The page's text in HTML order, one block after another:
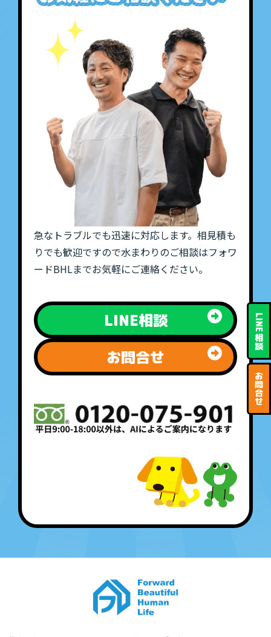
LINE
相
談
お
問
合
せ
急なトラブルでも迅速に対応します。相見積も
りでも歓迎ですので水まわりのご相談はフォワ
ードBHLまでお気軽にご連絡ください。
LINE相談
お問合せ